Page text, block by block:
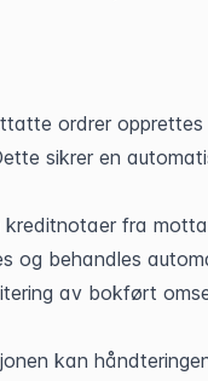
ordrer opprettes
sikrer en
kreditnotaer fra
og behandles
av bokført
kan